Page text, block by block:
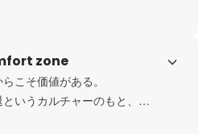
合い、チームミギナナメウエで
zone
こそ価値がある。
いうカルチャーのもと、